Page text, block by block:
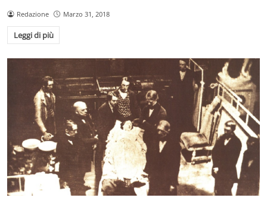
Redazione Marzo 31, 2018
Leggi di più